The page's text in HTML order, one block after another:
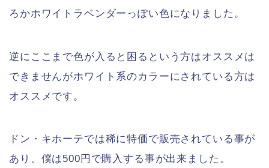
ろかホワイトラベンダーっぽい色になりました。
逆にここまで色が入ると困るという方はオススメは
できませんがホワイト系のカラーにされている方は
オススメです。
ドン・キホーテでは稀に特価で販売されている事が
あり、僕は500円で購入する事が出来ました。